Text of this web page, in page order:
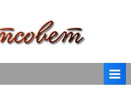
т
спицами,
крючком,